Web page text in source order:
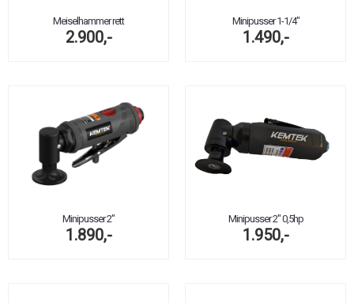
Meiselhammer rett
2.900,-
Minipusser 1-1/4"
1.490,-
Minipusser 2"
1.890,-
Minipusser 2" 0,5hp
1.950,-